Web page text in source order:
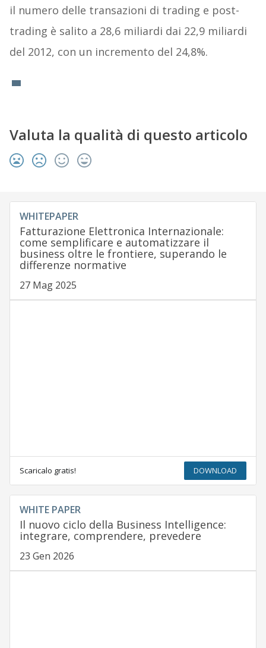
il numero delle transazioni di trading e post-
trading è salito a 28,6 miliardi dai 22,9 miliardi
del 2012, con un incremento del 24,8%.
Valuta la qualità di questo articolo
WHITEPAPER
Fatturazione Elettronica Internazionale:
come semplificare e automatizzare il
business oltre le frontiere, superando le
differenze normative
27 Mag 2025
Scaricalo gratis! DOWNLOAD
WHITE PAPER
Il nuovo ciclo della Business Intelligence:
integrare, comprendere, prevedere
23 Gen 2026